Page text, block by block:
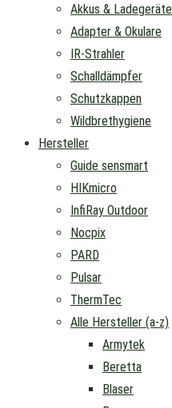
Akkus & Ladegeräte
Adapter & Okulare
IR-Strahler
Schalldämpfer
Schutzkappen
Wildbrethygiene
Hersteller
Guide sensmart
HIKmicro
InfiRay Outdoor
Nocpix
PARD
Pulsar
ThermTec
Alle Hersteller (a-z)
Armytek
Beretta
Blaser